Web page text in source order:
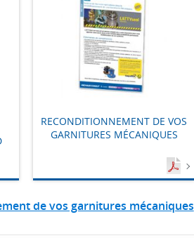
RECONDITIONNEMENT DE VOS
GARNITURES MÉCANIQUES
de vos garnitures mécaniques